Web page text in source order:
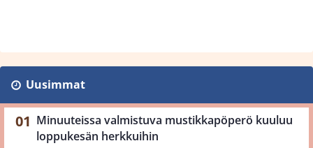
Uusimmat
Minuuteissa valmistuva mustikkapöperö kuuluu
loppukesän herkkuihin